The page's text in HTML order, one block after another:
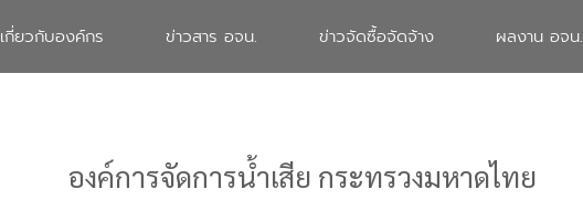
เกี่ยวกับองค์กร ข่าวสาร อจน. ข่าวจัดซื้อจัดจ้าง ผลงาน อจน.
องค์การจัดการน้ำเสีย กระทรวงมหาดไทย